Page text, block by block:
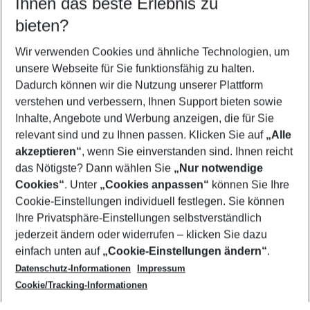
07.08.26– 05.08.27 5-8 Nächte
2 Erwachsene Keine Kinder
Mehr Filter anzeigen
Footer
Footer navigation
Über uns
AGB
Cookie-Einstellungen ändern
Cookie-Richtlinie
Datenschutz
Service & Hilfe
Barrierefreies Reisen
Check-in
Folgen Sie uns
bieten?
Wir verwenden Cookies und ähnliche Technologien, um
unsere Webseite für Sie funktionsfähig zu halten.
Dadurch können wir die Nutzung unserer Plattform
verstehen und verbessern, Ihnen Support bieten sowie
Inhalte, Angebote und Werbung anzeigen, die für Sie
relevant sind und zu Ihnen passen. Klicken Sie auf „Alle
akzeptieren“, wenn Sie einverstanden sind. Ihnen reicht
das Nötigste? Dann wählen Sie „Nur notwendige
Cookies“. Unter „Cookies anpassen“ können Sie Ihre
Cookie-Einstellungen individuell festlegen. Sie können
Ihre Privatsphäre-Einstellungen selbstverständlich
jederzeit ändern oder widerrufen – klicken Sie dazu
einfach unten auf „Cookie-Einstellungen ändern“.
Datenschutz-Informationen
Impressum
Cookie/Tracking-Informationen